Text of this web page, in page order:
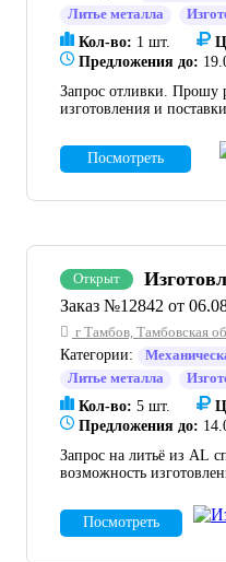
Литье металла
Кол-во: 1 шт.
Предложения до:
Запрос отливки. Прошу
изготовления и
необходима до адреса
область, г.
Посмотреть
Открыт
Заказ №12842 от
г Тамбов, Тамбовская
Категории:
Литье металла
Кол-во: 5 шт.
Предложения до:
Запрос на литьё из AL
возможность
партия будет около 5
сплавы, что сможете
Посмотреть